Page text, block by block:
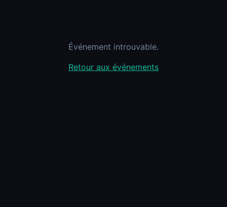
Événement introuvable.
Retour aux événements